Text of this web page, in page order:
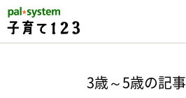
3歳～5歳の記事